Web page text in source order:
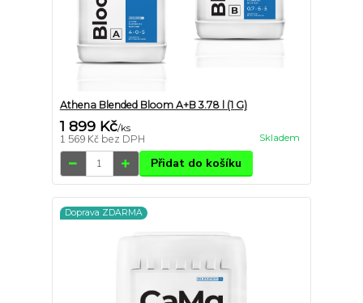
Athena Blended Bloom A+B 3.78 l (1 G)
1 899 Kč/ks
1 569 Kč bez DPH Skladem
Přidat do košíku
Doprava ZDARMA